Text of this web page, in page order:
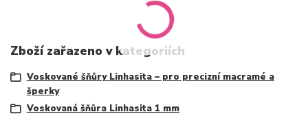
Zboží zařazeno v kategoriích
Voskované šňůry Linhasita – pro precizní macramé a
šperky
Voskovaná šňůra Linhasita 1 mm